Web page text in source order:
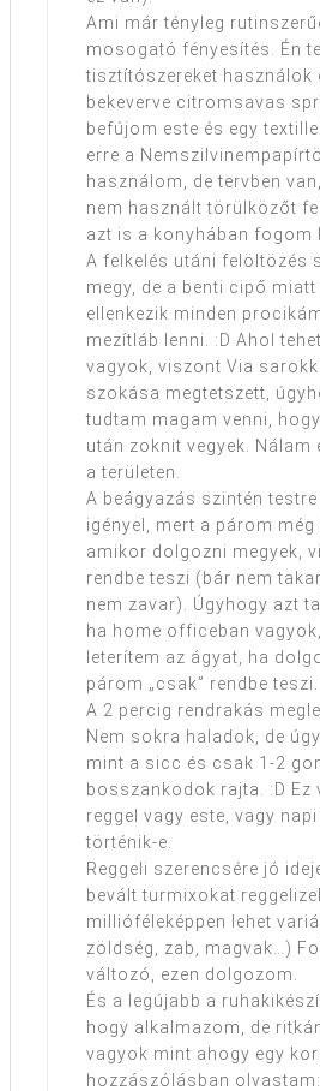
Ami már tényleg
mosogató fényesítés. Én
tisztítószereket használok
bekeverve citromsavas
befújom este és egy
erre a
használom, de tervben
nem használt törülközőt
azt is a konyhában fogom
A felkelés utáni felöltözés
megy, de a benti cipő miatt
ellenkezik minden
mezítláb lenni. :D Ahol
vagyok, viszont Via
szokása megtetszett,
tudtam magam venni,
után zoknit vegyek. Nálam
a területen.
A beágyazás szintén
igényel, mert a párom még
amikor dolgozni megyek,
rendbe teszi (bár nem
nem zavar). Úgyhogy azt
ha home officeban
leterítem az ágyat, ha
párom „csak” rendbe teszi.
A 2 percig rendrakás
Nem sokra haladok, de
mint a sicc és csak 1-2
bosszankodok rajta. :D Ez
reggel vagy este, vagy
történik-e.
Reggeli szerencsére jó
bevált turmixokat
millióféleképpen lehet
zöldség, zab, magvak…)
változó, ezen dolgozom.
És a legújabb a
hogy alkalmazom, de
vagyok mint ahogy egy
hozzászólásban